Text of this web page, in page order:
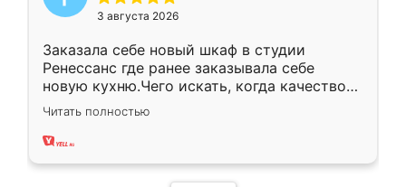
3 августа 2026
Заказала себе новый шкаф в студии
Ренессанс где ранее заказывала себе
новую кухню.Чего искать, когда качеством
вполне довольна. Служит кухня уже почти
два года, нареканий нет.
Читать полностью